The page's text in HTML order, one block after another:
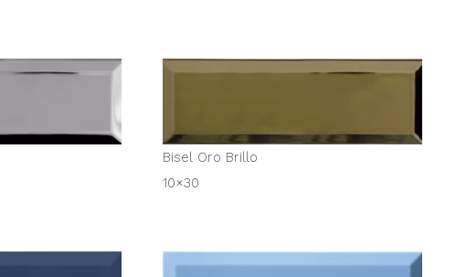
Bisel Oro Brillo
10×30